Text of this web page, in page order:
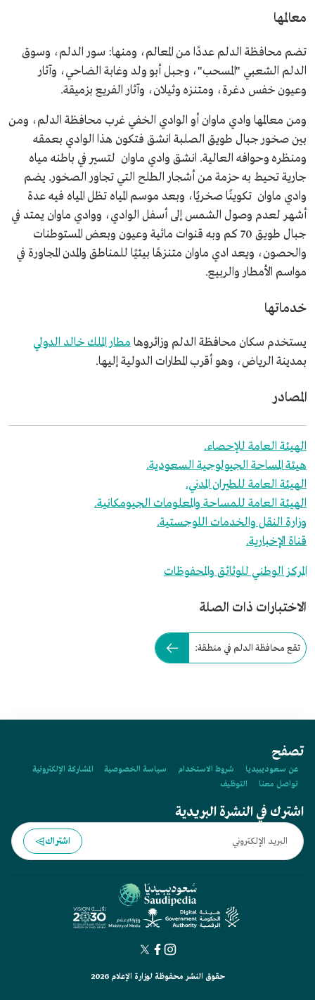
معالمها
تضم محافظة الدلم عددًا من المعالم، ومنها: سور الدلم، وسوق
الدلم الشعبي "المسحب"، وجبل أبو ولد وغابة الضاحي، وآثار
وعيون خفس دغرة، ومتنزه وثيلان، وآثار الفريع بزميقة.
ومن معالمها وادي ماوان أو الوادي الخفي غرب محافظة الدلم، ومن
بين صخور جبال طويق الصلبة انشق فتكون هذا الوادي بعمقه
ومنظره وحوافه العالية. انشق وادي ماوان لتسير في باطنه مياه
جارية تحيط به حزمة من أشجار الطلح التي تجاور الصخور. يضم
وادي ماوان تكوينًا صخريًا، وبعد موسم المياه تظل المياه فيه عدة
أشهر لعدم وصول الشمس إلى أسفل الوادي، ووادي ماوان يمتد في
جبال طويق 70 كم وبه قنوات مائية وعيون وبعض المستوطنات
والحصون، ويعد ادي ماوان متنزهًا بيئيًا للمناطق والمدن المجاورة في
مواسم الأمطار والربيع.
خدماتها
يستخدم سكان محافظة الدلم وزائروها مطار الملك خالد الدولي
بمدينة الرياض، وهو أقرب المطارات الدولية إليها.
المصادر
الهيئة العامة للإحصاء.
هيئة المساحة الجيولوجية السعودية.
الهيئة العامة للطيران المدني.
الهيئة العامة للمساحة والمعلومات الجيومكانية.
وزارة النقل والخدمات اللوجستية.
قناة الإخبارية.
المركز الوطني للوثائق والمحفوظات
الاختبارات ذات الصلة
تقع محافظة الدلم في منطقة:
تصفح
عن سعوديبيديا شروط الاستخدام سياسة الخصوصية
المشاركة الإلكترونية
تواصل معنا
التوظيف
اشترك في النشرة البريدية
اشتراك
حقوق النشر محفوظة لوزارة الإعلام 2026